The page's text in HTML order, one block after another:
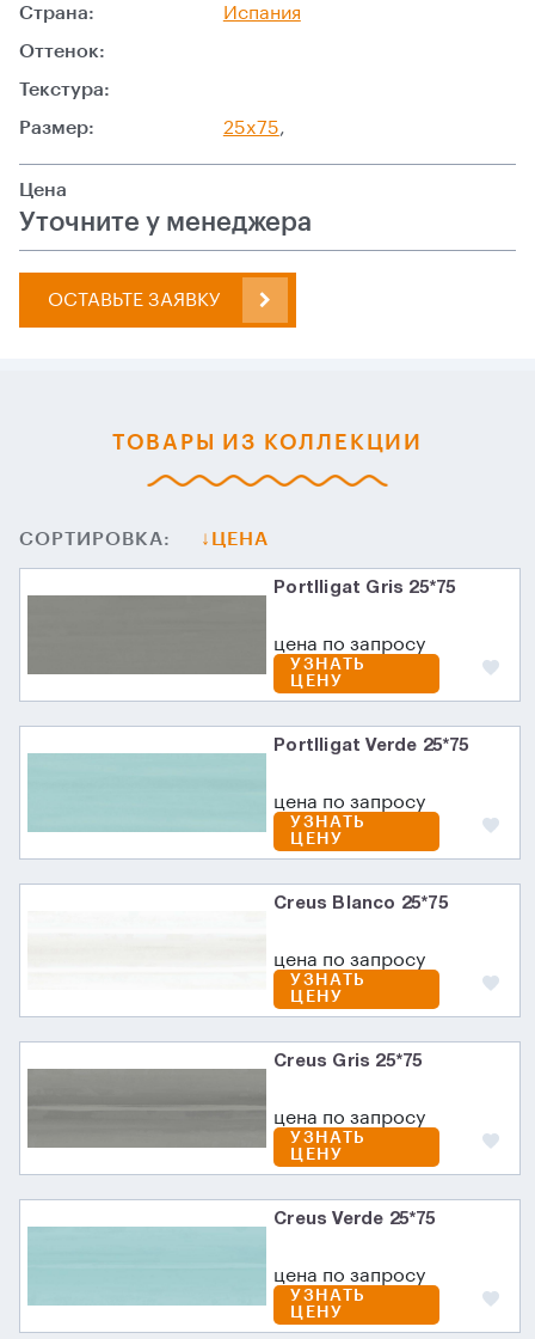
Страна:
Испания
Оттенок:
Текстура:
Размер:
25x75,
Цена
Уточните у менеджера
ОСТАВЬТЕ ЗАЯВКУ
ТОВАРЫ ИЗ КОЛЛЕКЦИИ
СОРТИРОВКА: ЦЕНА
Portlligat Gris 25*75
цена по запросу
УЗНАТЬ
ЦЕНУ
Portlligat Verde 25*75
цена по запросу
УЗНАТЬ
ЦЕНУ
Creus Blanco 25*75
цена по запросу
УЗНАТЬ
ЦЕНУ
Creus Gris 25*75
цена по запросу
УЗНАТЬ
ЦЕНУ
Creus Verde 25*75
цена по запросу
УЗНАТЬ
ЦЕНУ